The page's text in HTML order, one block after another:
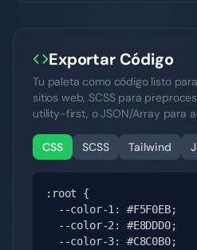
Exportar Código
Tu paleta como código listo
sitios web, SCSS para
utility-first, o JSON/Array para
CSS SCSS Tailwind
:root {
  --color-1: #F5F0EB;
  --color-2: #E8DDD0;
  --color-3: #C8C0B0;